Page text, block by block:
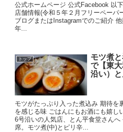
公式ホームページ 公式Facebook 以
店舗情報(令和５年２月フリーペー
ブログまたはInstagramでのご紹介
年...
トップ
モツ煮
で【東
沿い）と
モツがたっぷり入った煮込み 期待を
を感じる味 ごはんにもお酒にも嬉し
6号沿いの人気店、とん平食堂さん
席。モツ煮(中)とピリ辛...